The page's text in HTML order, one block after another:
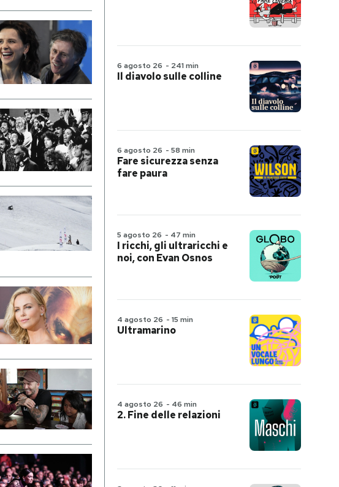
6 agosto 26 - 241 min
Il diavolo sulle colline
6 agosto 26 - 58 min
Fare sicurezza senza
fare paura
5 agosto 26 - 47 min
I ricchi, gli ultraricchi e
noi, con Evan Osnos
4 agosto 26 - 15 min
Ultramarino
4 agosto 26 - 46 min
2. Fine delle relazioni